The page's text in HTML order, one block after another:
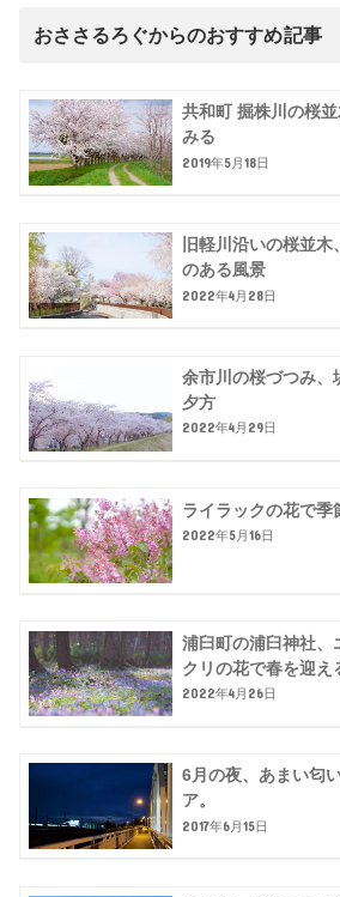
おささるろぐからのおすすめ記事
共和町 掘株川の桜
みる
2019年5月18日
旧軽川沿いの桜並
のある風景
2022年4月28日
余市川の桜づつみ、
夕方
2022年4月29日
ライラックの花で
2022年5月16日
浦臼町の浦臼神社、
クリの花で春を迎え
2022年4月26日
6月の夜、あまい匂
ア。
2017年6月15日